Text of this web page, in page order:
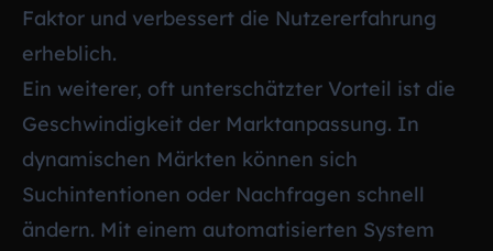
Faktor und verbessert die Nutzererfahrung
erheblich.
Ein weiterer, oft unterschätzter Vorteil ist die
Geschwindigkeit der Marktanpassung. In
dynamischen Märkten können sich
Suchintentionen oder Nachfragen schnell
ändern. Mit einem automatisierten System